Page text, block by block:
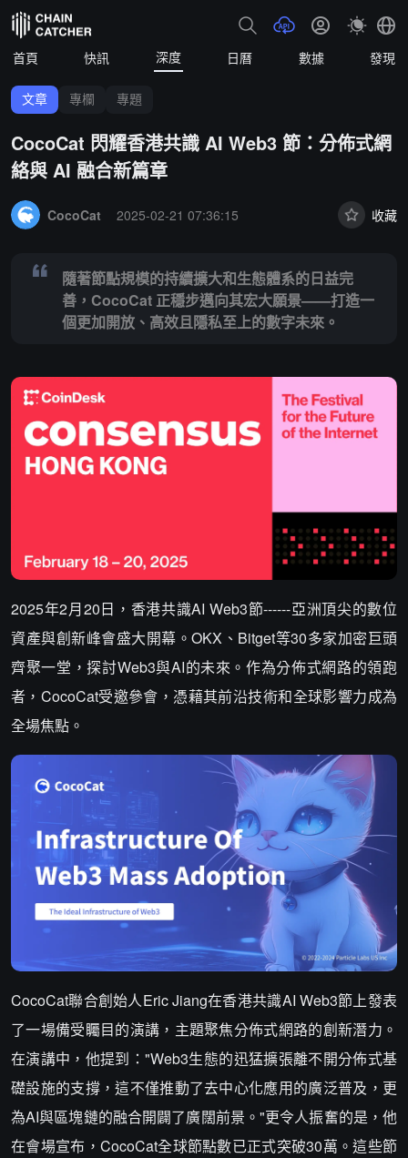
首頁 快訊 深度 日曆 數據 發現
文章 專欄 專題
CocoCat 閃耀香港共識 AI Web3 節：分佈式網
絡與 AI 融合新篇章
CocoCat
2025-02-21 07:36:15 收藏
隨著節點規模的持續擴大和生態體系的日益完
善，CocoCat 正穩步邁向其宏大願景——打造一
個更加開放、高效且隱私至上的數字未來。
2025年2月20日，香港共識AI Web3節------亞洲頂尖的數位
資產與創新峰會盛大開幕。OKX、Bitget等30多家加密巨頭
齊聚一堂，探討Web3與AI的未來。作為分佈式網路的領跑
者，CocoCat受邀參會，憑藉其前沿技術和全球影響力成為
全場焦點。
CocoCat聯合創始人Eric Jiang在香港共識AI Web3節上發表
了一場備受矚目的演講，主題聚焦分佈式網路的創新潛力。
在演講中，他提到："Web3生態的迅猛擴張離不開分佈式基
礎設施的支撐，這不僅推動了去中心化應用的廣泛普及，更
為AI與區塊鏈的融合開闢了廣闊前景。"更令人振奮的是，他
在會場宣布，CocoCat全球節點數已正式突破30萬。這些節